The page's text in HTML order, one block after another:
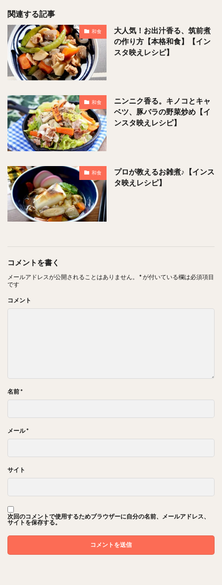
関連する記事
和食
大人気！お出汁香る、筑前煮
の作り方【本格和食】【イン
スタ映えレシピ】
和食
ニンニク香る。キノコとキャ
ベツ、豚バラの野菜炒め【イ
ンスタ映えレシピ】
和食
プロが教えるお雑煮♪【インス
タ映えレシピ】
コメントを書く
メールアドレスが公開されることはありません。 *が付いている欄は必須項目
です
コメント
名前*
メール*
サイト
次回のコメントで使用するためブラウザーに自分の名前、メールアドレス、
サイトを保存する。